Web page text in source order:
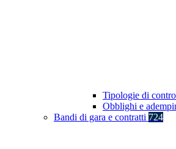
Tipologie di
Obblighi e
Bandi di gara e contratti 724